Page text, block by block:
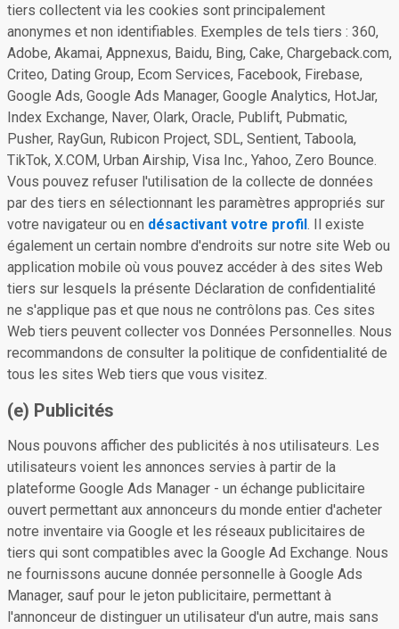
tiers collectent via les cookies sont principalement
anonymes et non identifiables. Exemples de tels tiers : 360,
Adobe, Akamai, Appnexus, Baidu, Bing, Cake, Chargeback.com,
Criteo, Dating Group, Ecom Services, Facebook, Firebase,
Google Ads, Google Ads Manager, Google Analytics, HotJar,
Index Exchange, Naver, Olark, Oracle, Publift, Pubmatic,
Pusher, RayGun, Rubicon Project, SDL, Sentient, Taboola,
TikTok, X.COM, Urban Airship, Visa Inc., Yahoo, Zero Bounce.
Vous pouvez refuser l'utilisation de la collecte de données
par des tiers en sélectionnant les paramètres appropriés sur
votre navigateur ou en désactivant votre profil. Il existe
également un certain nombre d'endroits sur notre site Web ou
application mobile où vous pouvez accéder à des sites Web
tiers sur lesquels la présente Déclaration de confidentialité
ne s'applique pas et que nous ne contrôlons pas. Ces sites
Web tiers peuvent collecter vos Données Personnelles. Nous
recommandons de consulter la politique de confidentialité de
tous les sites Web tiers que vous visitez.
(e) Publicités
Nous pouvons afficher des publicités à nos utilisateurs. Les
utilisateurs voient les annonces servies à partir de la
plateforme Google Ads Manager - un échange publicitaire
ouvert permettant aux annonceurs du monde entier d'acheter
notre inventaire via Google et les réseaux publicitaires de
tiers qui sont compatibles avec la Google Ad Exchange. Nous
ne fournissons aucune donnée personnelle à Google Ads
Manager, sauf pour le jeton publicitaire, permettant à
l'annonceur de distinguer un utilisateur d'un autre, mais sans